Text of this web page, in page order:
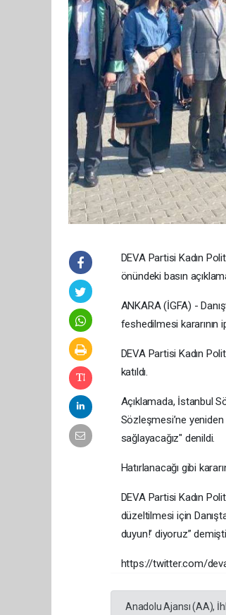
DEVA Partisi Kadın
önündeki basın
ANKARA (İGFA) -
feshedilmesi kararının
DEVA Partisi Kadın
katıldı.
Açıklamada, İstanbul
Sözleşmesi’ne yeniden
sağlayacağız" denildi.
Hatırlanacağı gibi
DEVA Partisi Kadın
düzeltilmesi için
duyun!’ diyoruz”
https://twitter.com/
Anadolu Ajansı (AA),